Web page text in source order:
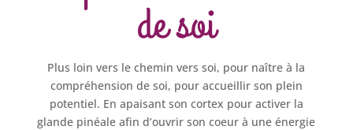
de soi
Plus loin vers le chemin vers soi, pour naître à la
compréhension de soi, pour accueillir son plein
potentiel. En apaisant son cortex pour activer la
glande pinéale afin d’ouvrir son coeur à une énergie